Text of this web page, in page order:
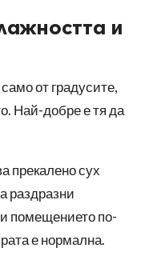
и
от градусите,
Най-добре е тя да
прекалено сух
раздразни
помещението по-
е нормална.